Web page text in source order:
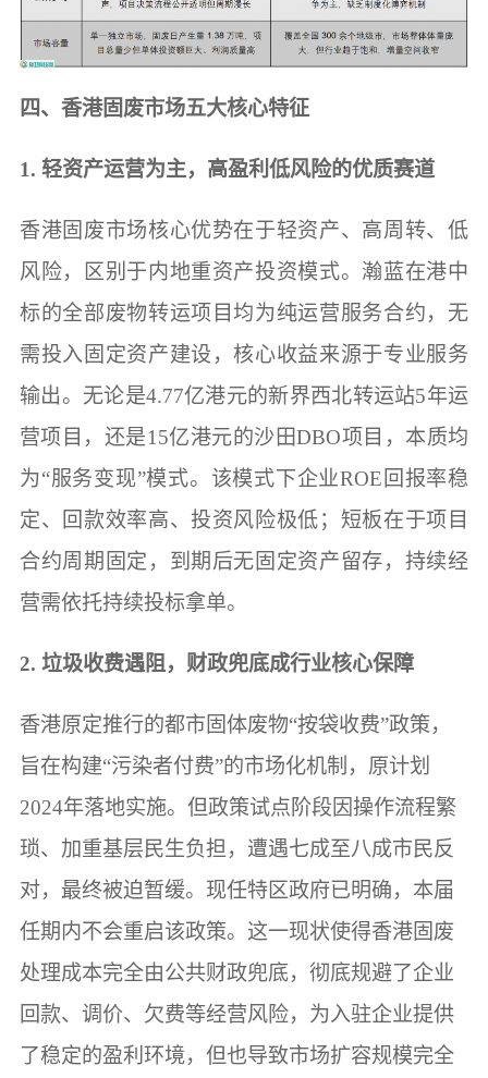
四、香港固废市场五大核心特征
1. 轻资产运营为主，高盈利低风险的优质赛道
香港固废市场核心优势在于轻资产、高周转、低
风险，区别于内地重资产投资模式。瀚蓝在港中
标的全部废物转运项目均为纯运营服务合约，无
需投入固定资产建设，核心收益来源于专业服务
输出。无论是4.77亿港元的新界西北转运站5年运
营项目，还是15亿港元的沙田DBO项目，本质均
为“服务变现”模式。该模式下企业ROE回报率稳
定、回款效率高、投资风险极低；短板在于项目
合约周期固定，到期后无固定资产留存，持续经
营需依托持续投标拿单。
2. 垃圾收费遇阻，财政兜底成行业核心保障
香港原定推行的都市固体废物“按袋收费”政策，
旨在构建“污染者付费”的市场化机制，原计划
2024年落地实施。但政策试点阶段因操作流程繁
琐、加重基层民生负担，遭遇七成至八成市民反
对，最终被迫暂缓。现任特区政府已明确，本届
任期内不会重启该政策。这一现状使得香港固废
处理成本完全由公共财政兜底，彻底规避了企业
回款、调价、欠费等经营风险，为入驻企业提供
了稳定的盈利环境，但也导致市场扩容规模完全